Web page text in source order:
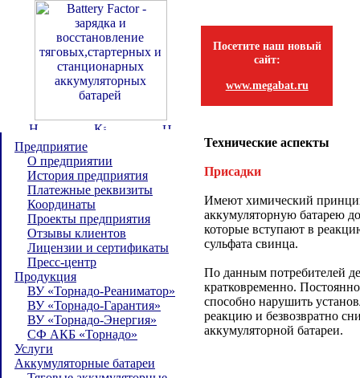
Посетите наш новый
сайт:
www.megabat.ru
Предприятие
О предприятии
История предприятия
Платежные реквизиты
Координаты
Проекты предприятия
Отзывы клиентов
Лицензии и сертификаты
Пресс-центр
Продукция
ВУ «Торнадо-Реаниматор»
ВУ «Торнадо-Гарантия»
ВУ «Торнадо-Энергия»
СФ АКБ «Торнадо»
Услуги
Аккумуляторные батареи
Технические аспекты
Присадки
Имеют химический
аккумуляторную батарею
которые вступают в
сульфата свинца.
По данным потребителей
кратковременно.
способно нарушить
реакцию и безвозвратно
аккумуляторной батареи.